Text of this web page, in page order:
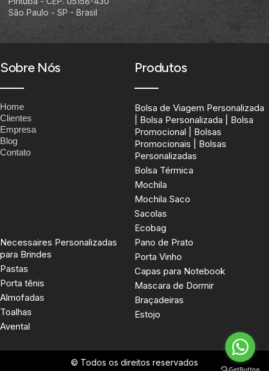
São Paulo - SP - Brasil
Sobre Nós
Home
Clientes
Empresa
Blog
Contato
Produtos
Bolsa de Viagem Personalizada
| Bolsa Personalizada | Bolsa
Promocional | Bolsas
Promocionais | Bolsas
Personalizadas
Bolsa Térmica
Mochila
Mochila Saco
Sacolas
Ecobag
Necessaires Personalizadas
para Brindes
Pastas
Porta tênis
Almofadas
Toalhas
Avental
Pano de Prato
Porta Vinho
Capas para Notebook
Mascara de Dormir
Braçadeiras
Estojo
© Todos os direitos reservados